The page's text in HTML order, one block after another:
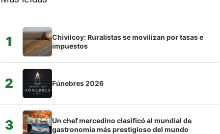
1
Chivilcoy: Ruralistas se movilizan por tasas e
impuestos
2 Fúnebres 2026
3
Un chef mercedino clasificó al mundial de
gastronomía más prestigioso del mundo